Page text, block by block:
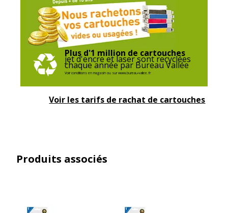
Plus d'1 million de cartouches
jet d'encre et laser sont recyclées
chaque année par Bureau Vallée
Voir conditions en magasin ou sur www.bureau-vallee.fr
Voir les tarifs de rachat de cartouches
Produits associés